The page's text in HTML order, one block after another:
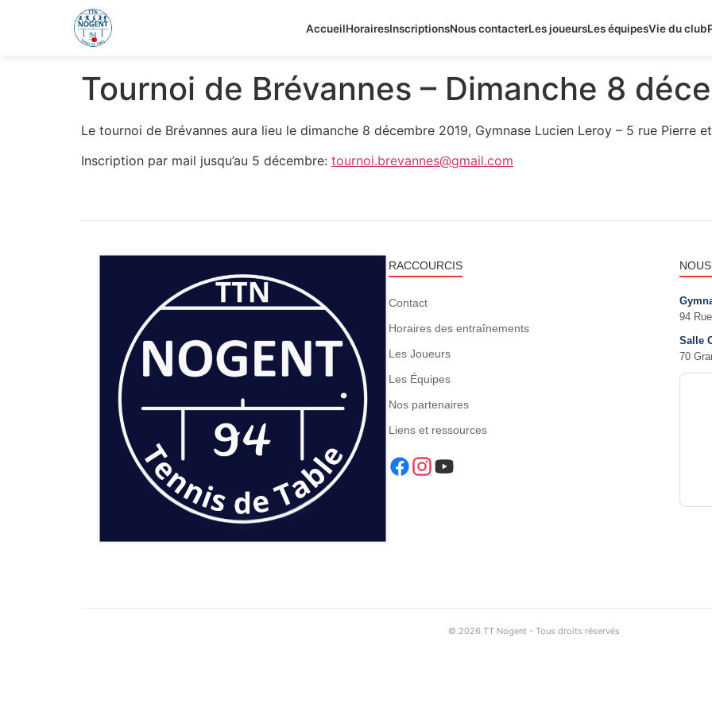
AccueilHorairesInscriptionsNous contacterLes joueursLes équipesVie du club
Tournoi de Brévannes – Dimanche 8
Le tournoi de Brévannes aura lieu le dimanche 8 décembre 2019, Gymnase Lucien Leroy – 5 rue Pierre
Inscription par mail jusqu’au 5 décembre: tournoi.brevannes@gmail.com
RACCOURCIS
Contact
Horaires des entraînements
Les Joueurs
Les Équipes
Nos partenaires
Liens et ressources
94
Salle
70
© 2026 TT Nogent - Tous droits réservés